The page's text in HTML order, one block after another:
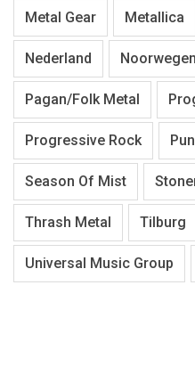
Metal Gear Metallica
Nederland Noorwegen
Pagan/Folk Metal
Progressive Rock
Season Of Mist
Thrash Metal Tilburg
Universal Music Group